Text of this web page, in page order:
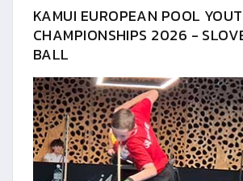
KAMUI EUROPEAN POOL
CHAMPIONSHIPS 2026 -
BALL